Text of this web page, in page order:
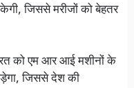
जिससे मरीजों को बेहतर
को एम आर आई मशीनों के
जिससे देश की